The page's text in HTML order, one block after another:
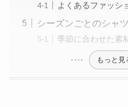
よくあるファッシ
シーズンごとのシャ
季節に合わせた素
もっと見